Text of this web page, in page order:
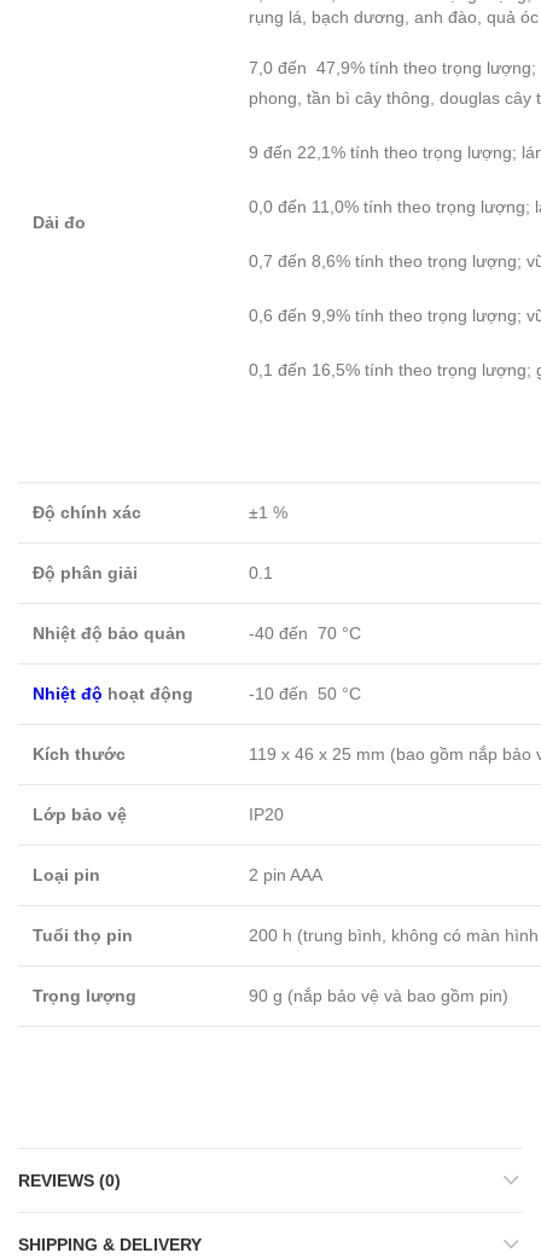
Dải đo
rụng lá, bạch dương, anh đào, quả
7,0 đến 47,9% tính theo trọng lượng;
phong, tần bì cây thông, douglas cây
9 đến 22,1% tính theo trọng lượng;
0,0 đến 11,0% tính theo trọng lượng;
0,7 đến 8,6% tính theo trọng lượng;
0,6 đến 9,9% tính theo trọng lượng;
0,1 đến 16,5% tính theo trọng lượng;
Độ chính xác ±1 %
Độ phân giải 0.1
Nhiệt độ bảo quản -40 đến 70 °C
Nhiệt độ hoạt động -10 đến 50 °C
Kích thước 119 x 46 x 25 mm (bao gồm nắp bảo
Lớp bảo vệ IP20
Loại pin 2 pin AAA
Tuổi thọ pin 200 h (trung bình, không có màn
Trọng lượng 90 g (nắp bảo vệ và bao gồm pin)
REVIEWS (0)
SHIPPING & DELIVERY